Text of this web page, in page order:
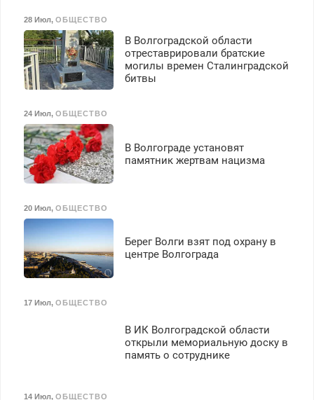
28 Июл, ОБЩЕСТВО
В Волгоградской области
отреставрировали братские
могилы времен Сталинградской
битвы
24 Июл, ОБЩЕСТВО
В Волгограде установят
памятник жертвам нацизма
20 Июл, ОБЩЕСТВО
Берег Волги взят под охрану в
центре Волгограда
17 Июл, ОБЩЕСТВО
В ИК Волгоградской области
открыли мемориальную доску в
память о сотруднике
14 Июл, ОБЩЕСТВО